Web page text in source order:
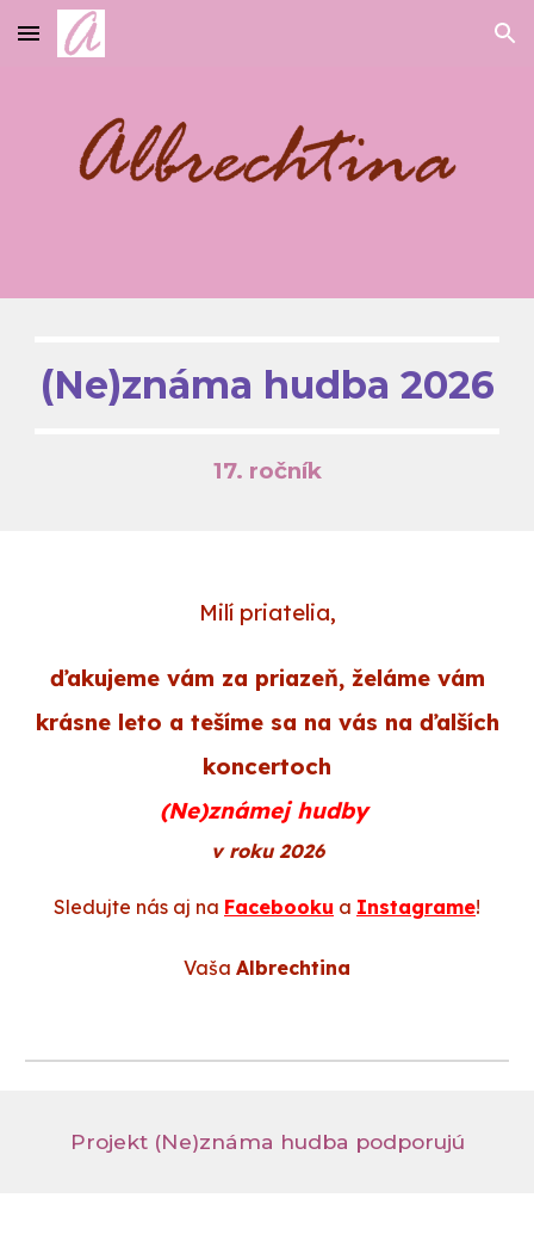
Skip to main content Skip to navigation
(Ne)známa hudba 2026
17. ročník
Milí priatelia,
ďakujeme vám za priazeň, želáme vám
krásne leto a tešíme sa na vás na ďalších
koncertoch
(Ne)známej hudby
v roku 2026
Sledujte nás aj na Facebooku a Instagrame!
Vaša Albrechtina
Projekt (Ne)známa hudba podporujú